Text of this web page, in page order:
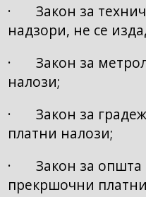
· Закон за
надзори, не се
· Закон за
налози;
· Закон за
платни налози;
· Закон за општа
прекршочни